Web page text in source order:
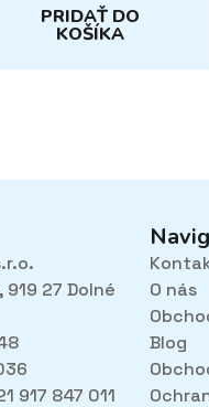
PRIDAŤ DO
KOŠÍKA
27 Dolné
917 847 011
O nás
Blog